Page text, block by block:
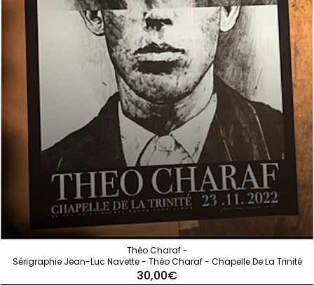
Théo Charaf -
Sérigraphie Jean-Luc Navette - Théo Charaf - Chapelle De La Trinité
30,00€